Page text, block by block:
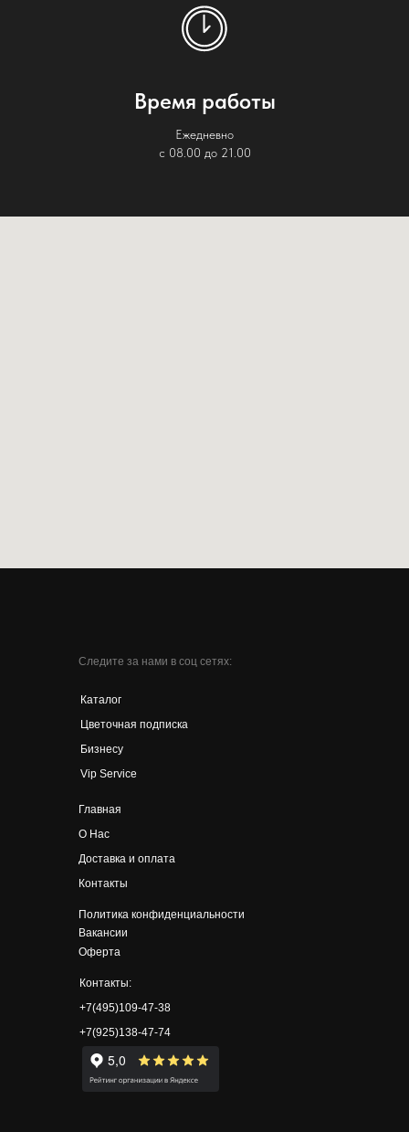
Время работы
Ежедневно
с 08.00 до 21.00
Контакты:
+7(495)109-47-38
+7(925)138-47-74
Политика конфиденциальности
Вакансии
Оферта
Каталог
Цветочная подписка
Бизнесу
Vip Service
Главная
О Нас
Доставка и оплата
Контакты
Следите за нами в соц сетях: